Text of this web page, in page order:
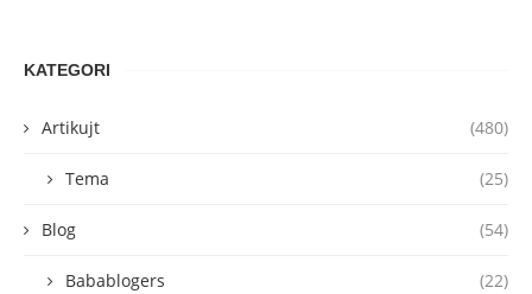
KATEGORI
Artikujt (480)
Tema (25)
Blog (54)
Babablogers (22)